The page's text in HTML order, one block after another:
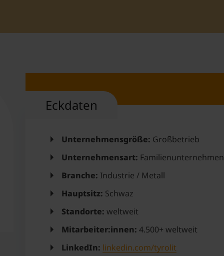
@ Home
Eckdaten
Unternehmensgröße: Großbetrieb
Unternehmensart: Familienunternehmen
Branche: Industrie / Metall
Hauptsitz: Schwaz
Standorte: weltweit
Mitarbeiter:innen: 4.500+ weltweit
LinkedIn: linkedin.com/tyrolit